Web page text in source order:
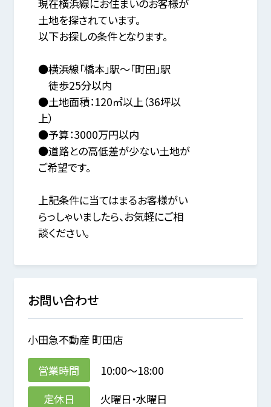
現在横浜線にお住まいのお客様が
土地を探されています。
以下お探しの条件となります。
●横浜線「橋本」駅～「町田」駅
徒歩25分以内
●土地面積：120㎡以上（36坪以
上）
●予算：3000万円以内
●道路との高低差が少ない土地が
ご希望です。
上記条件に当てはまるお客様がい
らっしゃいましたら、お気軽にご相
談ください。
お問い合わせ
小田急不動産 町田店
営業時間
10:00～18:00
定休日
火曜日・水曜日